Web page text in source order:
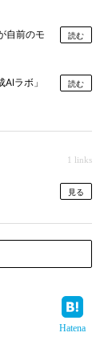
自前のモ
読む
ラボ」
読む
1 links
見る
Hatena